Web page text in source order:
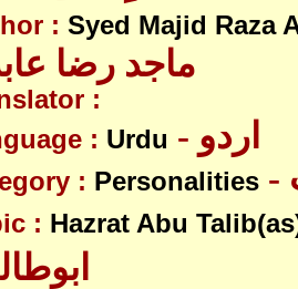
: Syed Majid Raza
ماجد رضا
:
: Urdu - اردو
: Personalities
: Hazrat Abu